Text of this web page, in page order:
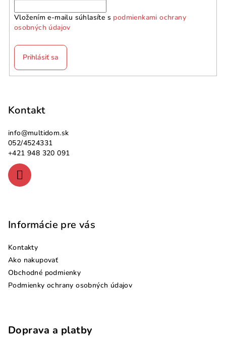
Vložením e-mailu súhlasíte s podmienkami ochrany
osobných údajov
Prihlásiť sa
Kontakt
info@multidom.sk
052/4524331
+421 948 320 091
Informácie pre vás
Kontakty
Ako nakupovať
Obchodné podmienky
Podmienky ochrany osobných údajov
Doprava a platby